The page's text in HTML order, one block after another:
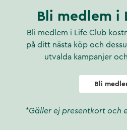
Bli medlem i
Bli medlem i Life Club
på ditt nästa köp och
utvalda kampanjer
Bli
*Gäller ej presentkort och